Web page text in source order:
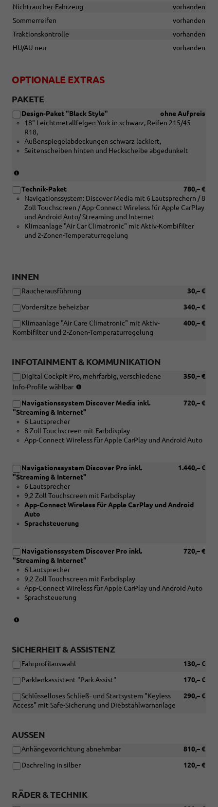
Nichtraucher-Fahrzeug
vorhanden
Sommerreifen
vorhanden
Traktionskontrolle
vorhanden
HU/AU neu
vorhanden
OPTIONALE EXTRAS
PAKETE
ohne Aufpreis
Design-Paket "Black Style"
18" Leichtmetallfelgen York in schwarz, Reifen 215/45
R18,
Außenspiegelabdeckungen schwarz lackiert,
Seitenscheiben hinten und Heckscheibe abgedunkelt
Verbindung
mit:
[P15]
17
Zoll
Leichtmetallräder
18
Leichtmetallräder
780,– €
Technik-Paket
Navigationssystem: Discover Media mit 6 Lautsprechern / 8
Zoll Touchscreen / App-Connect Wireless für Apple CarPlay
und Android Auto/ Streaming und Internet
Klimaanlage "Air Car Climatronic" mit Aktiv-Kombifilter
und 2-Zonen-Temperaturregelung
INNEN
30,– €
Raucherausführung
340,– €
Vordersitze beheizbar
400,– €
Klimaanlage "Air Care Climatronic" mit Aktiv-
Kombifilter und 2-Zonen-Temperaturregelung
INFOTAINMENT & KOMMUNIKATION
350,– €
Digital Cockpit Pro, mehrfarbig, verschiedene
Info-Profile wählbar
Verbindung
mit
Radio
Ready
oder
[ZBD]
Discover
Media
Pro)
720,– €
Navigationssystem Discover Media inkl.
"Streaming & Internet"
6 Lautsprecher
8 Zoll Touchscreen mit Farbdisplay
App-Connect Wireless für Apple CarPlay und Android Auto
1.440,– €
Navigationssystem Discover Pro inkl.
"Streaming & Internet"
6 Lautsprecher
9,2 Zoll Touchscreen mit Farbdisplay
App-Connect Wireless für Apple CarPlay und Android
Auto
Sprachsteuerung
720,– €
Navigationssystem Discover Pro inkl.
"Streaming & Internet"
6 Lautsprecher
9,2 Zoll Touchscreen mit Farbdisplay
App-Connect Wireless für Apple CarPlay und Android Auto
Sprachsteuerung
mit
Technik-
SICHERHEIT & ASSISTENZ
130,– €
Fahrprofilauswahl
170,– €
Parklenkassistent "Park Assist"
290,– €
Schlüsselloses Schließ- und Startsystem "Keyless
Access" mit Safe-Sicherung und Diebstahlwarnanlage
AUSSEN
810,– €
Anhängevorrichtung abnehmbar
120,– €
Dachreling in silber
RÄDER & TECHNIK